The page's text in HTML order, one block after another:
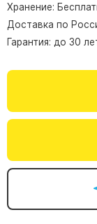
Хранение:
Доставка по
Гарантия: до 30